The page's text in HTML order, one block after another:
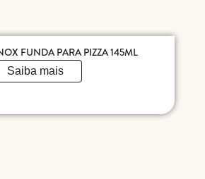
FUNDA PARA PIZZA 145ML
Saiba mais